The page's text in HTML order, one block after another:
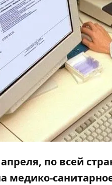
апреля, по всей
медико-